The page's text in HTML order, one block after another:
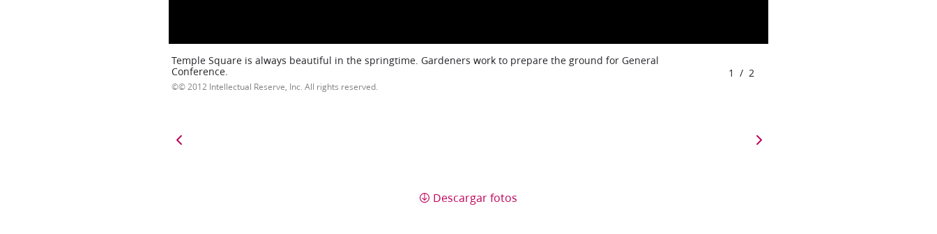
Temple Square is always beautiful in the springtime. Gardeners work to prepare the ground for General
Conference.
© 2012 Intellectual Reserve, Inc. All rights reserved.
1 / 2
Descargar fotos